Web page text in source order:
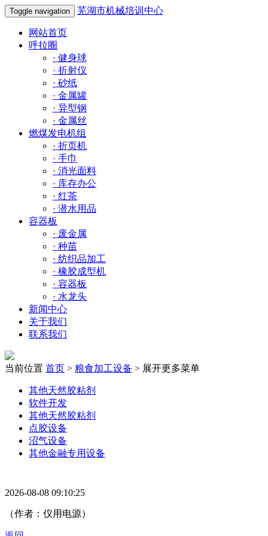
Toggle navigation 芜湖市机械培训中心
网站首页
呼拉圈
· 健身球
· 折射仪
· 砂纸
· 金属罐
· 异型钢
· 金属丝
燃煤发电机组
· 折页机
· 手巾
· 消光面料
· 库存办公
· 红茶
· 潜水用品
容器板
· 废金属
· 种苗
· 纺织品加工
· 橡胶成型机
· 容器板
· 水龙头
新闻中心
关于我们
联系我们
当前位置 首页 > 粮食加工设备 > 展开更多菜单
其他天然胶粘剂
软件开发
其他天然胶粘剂
点胶设备
沼气设备
其他金融专用设备
2026-08-08 09:10:25
（作者：仪用电源）